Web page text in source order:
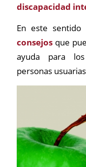
discapacidad
En este sentido
consejos que
ayuda para
personas